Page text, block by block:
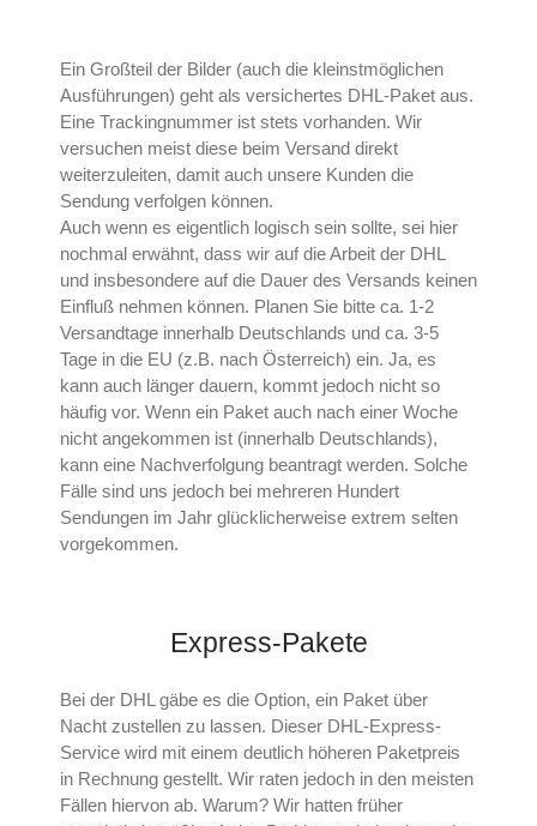
Ein Großteil der Bilder (auch die kleinstmöglichen
Ausführungen) geht als versichertes DHL-Paket aus.
Eine Trackingnummer ist stets vorhanden. Wir
versuchen meist diese beim Versand direkt
weiterzuleiten, damit auch unsere Kunden die
Sendung verfolgen können.
Auch wenn es eigentlich logisch sein sollte, sei hier
nochmal erwähnt, dass wir auf die Arbeit der DHL
und insbesondere auf die Dauer des Versands keinen
Einfluß nehmen können. Planen Sie bitte ca. 1-2
Versandtage innerhalb Deutschlands und ca. 3-5
Tage in die EU (z.B. nach Österreich) ein. Ja, es
kann auch länger dauern, kommt jedoch nicht so
häufig vor. Wenn ein Paket auch nach einer Woche
nicht angekommen ist (innerhalb Deutschlands),
kann eine Nachverfolgung beantragt werden. Solche
Fälle sind uns jedoch bei mehreren Hundert
Sendungen im Jahr glücklicherweise extrem selten
vorgekommen.
Express-Pakete
Bei der DHL gäbe es die Option, ein Paket über
Nacht zustellen zu lassen. Dieser DHL-Express-
Service wird mit einem deutlich höheren Paketpreis
in Rechnung gestellt. Wir raten jedoch in den meisten
Fällen hiervon ab. Warum? Wir hatten früher